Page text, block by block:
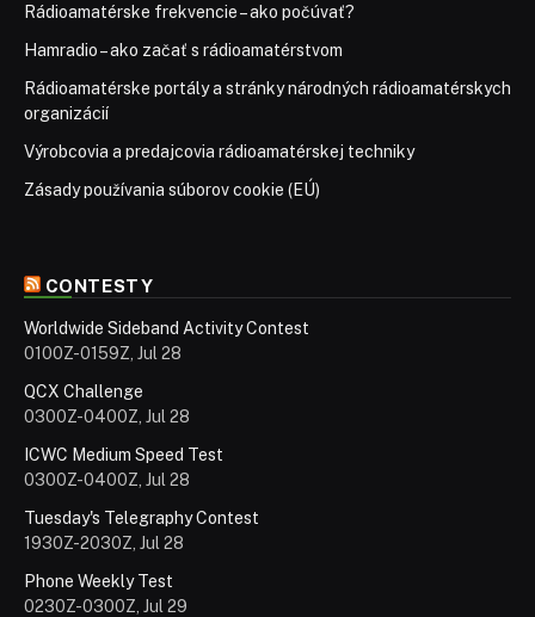
Rádioamatérske frekvencie – ako počúvať?
Hamradio – ako začať s rádioamatérstvom
Rádioamatérske portály a stránky národných rádioamatérskych
organizácií
Výrobcovia a predajcovia rádioamatérskej techniky
Zásady používania súborov cookie (EÚ)
CONTESTY
Worldwide Sideband Activity Contest
0100Z-0159Z, Jul 28
QCX Challenge
0300Z-0400Z, Jul 28
ICWC Medium Speed Test
0300Z-0400Z, Jul 28
Tuesday's Telegraphy Contest
1930Z-2030Z, Jul 28
Phone Weekly Test
0230Z-0300Z, Jul 29